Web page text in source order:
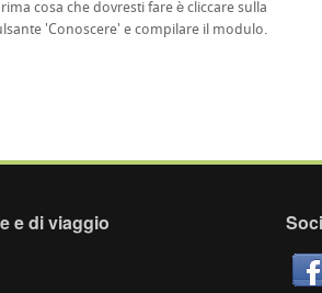
cosa che dovresti fare è cliccare sulla
'Conoscere' e compilare il modulo.
e di viaggio